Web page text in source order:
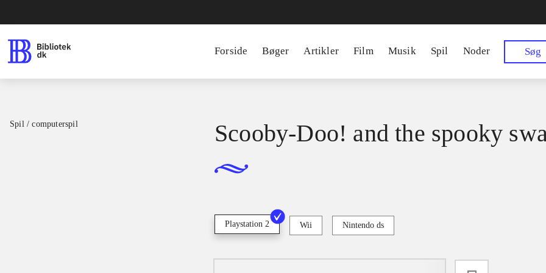
Forside Bøger Artikler Film Musik Spil Noder Søg
Spil / computerspil Scooby-Doo! and the spooky
Playstation 2 Wii Nintendo ds